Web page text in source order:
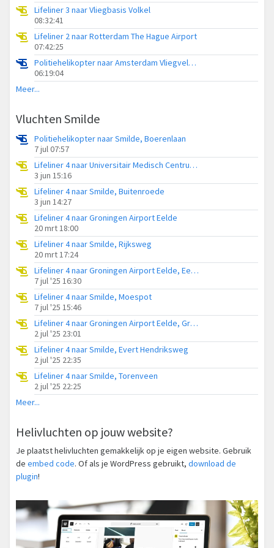
Lifeliner 3 naar Vliegbasis Volkel
08:32:41
Lifeliner 2 naar Rotterdam The Hague Airport
07:42:25
Politiehelikopter naar Amsterdam Vliegveld Schiphol
06:19:04
Meer...
Vluchten Smilde
Politiehelikopter naar Smilde, Boerenlaan
7 jul 07:57
Lifeliner 4 naar Universitair Medisch Centrum Groningen
3 jun 15:16
Lifeliner 4 naar Smilde, Buitenroede
3 jun 14:27
Lifeliner 4 naar Groningen Airport Eelde
20 mrt 18:00
Lifeliner 4 naar Smilde, Rijksweg
20 mrt 17:24
Lifeliner 4 naar Groningen Airport Eelde, Eekhoutswijk
7 jul '25 16:30
Lifeliner 4 naar Smilde, Moespot
7 jul '25 15:46
Lifeliner 4 naar Groningen Airport Eelde, Grietmanswijk
2 jul '25 23:01
Lifeliner 4 naar Smilde, Evert Hendriksweg
2 jul '25 22:35
Lifeliner 4 naar Smilde, Torenveen
2 jul '25 22:25
Meer...
Helivluchten op jouw website?
Je plaatst helivluchten gemakkelijk op je eigen website. Gebruik
de embed code. Of als je WordPress gebruikt, download de
plugin!